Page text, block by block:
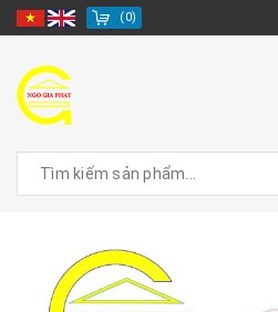
(0)